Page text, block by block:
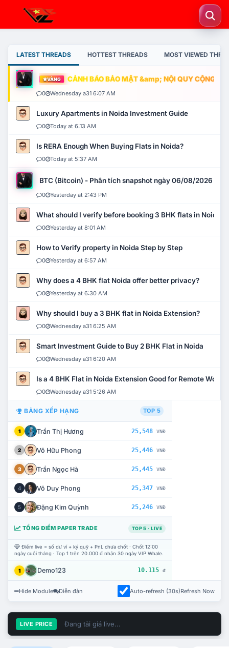
LATEST THREADS HOTTEST THREADS MOST VIEWED
VÀNG CẢNH BÁO BẢO MẬT &amp; NỘI QUY CỘNG
0 Wednesday a31 6:07 AM
Luxury Apartments in Noida Investment Guide
0 Today at 6:13 AM
Is RERA Enough When Buying Flats in Noida?
0 Today at 5:37 AM
BTC (Bitcoin) - Phân tích snapshot ngày 06/08/2026
0 Yesterday at 2:43 PM
What should I verify before booking 3 BHK flats in Noida?
0 Yesterday at 8:01 AM
How to Verify property in Noida Step by Step
0 Yesterday at 6:57 AM
Why does a 4 BHK flat Noida offer better privacy?
0 Yesterday at 6:30 AM
Why should I buy a 3 BHK flat in Noida Extension?
0 Wednesday a31 6:25 AM
Smart Investment Guide to Buy 2 BHK Flat in Noida
0 Wednesday a31 6:20 AM
Is a 4 BHK Flat in Noida Extension Good for Remote Work?
0 Wednesday a31 5:26 AM
BẢNG XẾP HẠNG TOP 5
1 Trần Thị Hương 25,548 VNĐ
2 Võ Hữu Phong 25,446 VNĐ
3 Trần Ngọc Hà 25,445 VNĐ
4 Võ Duy Phong 25,347 VNĐ
5 Đặng Kim Quỳnh 25,246 VNĐ
TỔNG ĐIỂM PAPER TRADE TOP 5 · LIVE
Điểm live = số dư ví + ký quỹ + PnL chưa chốt · Chốt 12:00
ngày cuối tháng · Top 1 trên 20.000 đ nhận 30 ngày VIP Whale.
1 Demo123 10.115 đ
Hide Module Diễn đàn Auto-refresh (30s)Refresh Now
LIVE PRICE Đang tải giá live...